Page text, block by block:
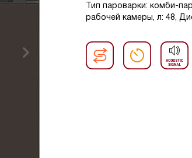
Тип пароварки: комби-
рабочей камеры, л: 48,